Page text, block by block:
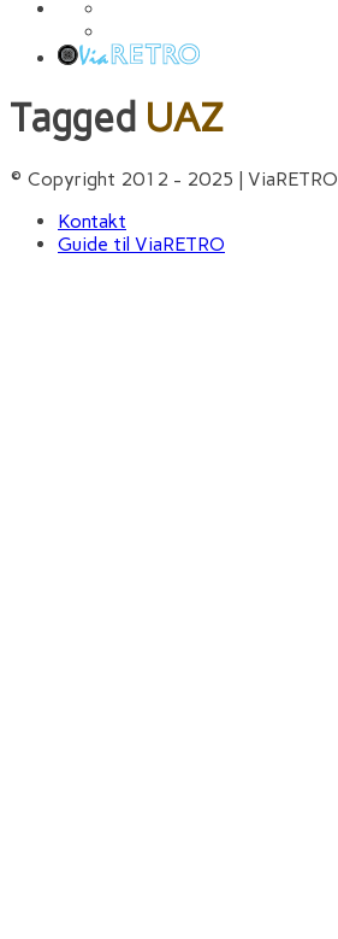
Tagged UAZ
© Copyright 2012 - 2025 | ViaRETRO
Kontakt
Guide til ViaRETRO